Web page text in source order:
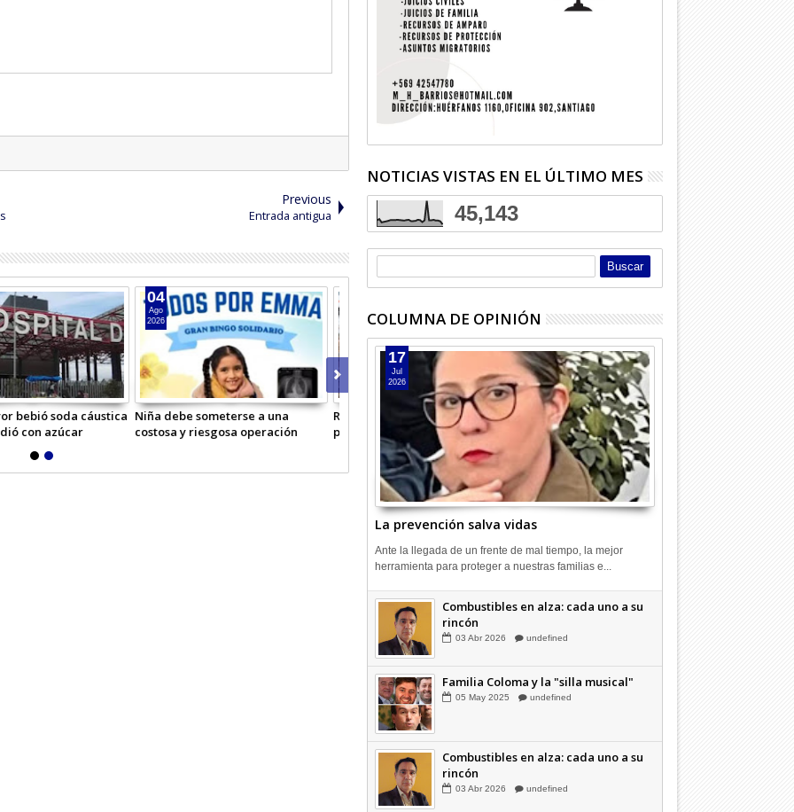
Previous
Entrada antigua
clases por temporal
Declaran Alerta Roja en la región
por fuerte temporal
02
Ago
2026
NOTICIAS VISTAS EN EL ÚLTIMO MES
45,143
COLUMNA DE OPINIÓN
La prevención salva vidas
17
Jul
2026
Ante la llegada de un frente de mal tiempo, la mejor
herramienta para proteger a nuestras familias e...
Combustibles en alza: cada uno a su
rincón
03 Abr 2026 undefined
Familia Coloma y la "silla musical"
05 May 2025 undefined
Combustibles en alza: cada uno a su
rincón
03 Abr 2026 undefined